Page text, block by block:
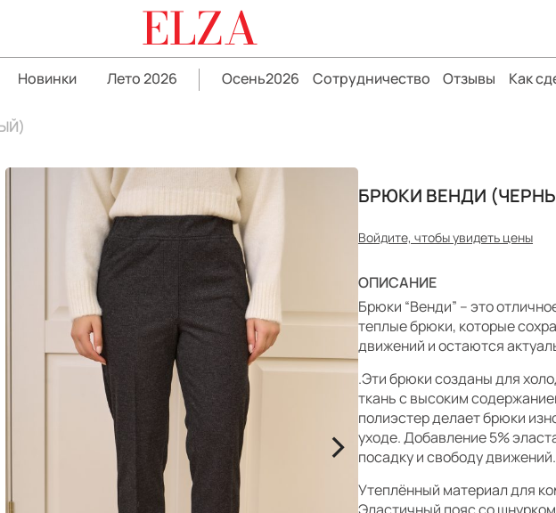
ELZA
Новинки Лето 2026 Осень2026 Сотрудничество Отзывы Как
>
БРЮКИ ВЕНДИ
Войдите, чтобы увидеть цены
ОПИСАНИЕ
Брюки “Венди” – это
теплые брюки, которые
движений и остаются
.Эти брюки созданы для
ткань с высоким
полиэстер делает брюки
уходе. Добавление 5%
посадку и свободу движений.
Утеплённый материал для